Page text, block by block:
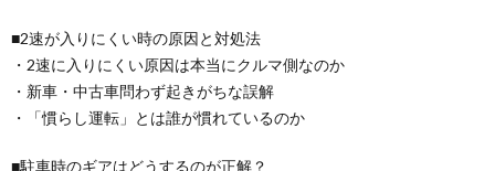
■2速が入りにくい時の原因と対処法
・2速に入りにくい原因は本当にクルマ側なのか
・新車・中古車問わず起きがちな誤解
・「慣らし運転」とは誰が慣れているのか
■駐車時のギアはどうするのが正解？